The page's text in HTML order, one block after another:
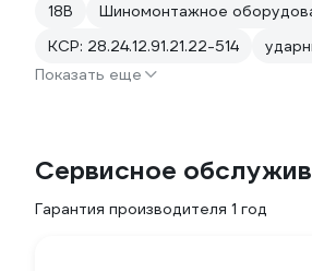
18В Шиномонтажное
КСР: 28.24.12.91.21.22-514
Показать еще
Сервисное
Гарантия производителя 1 год